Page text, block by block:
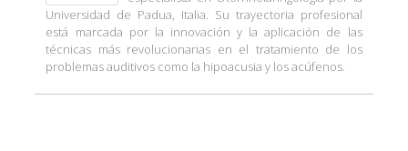
Universidad de Padua, Italia. Su trayectoria profesional
está marcada por la innovación y la aplicación de las
técnicas más revolucionarias en el tratamiento de los
problemas auditivos como la hipoacusia y los acúfenos.